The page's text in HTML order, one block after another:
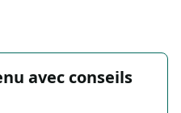
avec conseils